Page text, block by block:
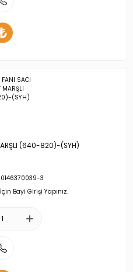
(640-820)-(SYH)
3
Bayi Girişi Yapınız.